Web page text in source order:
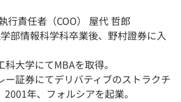
責任者（COO） 屋代 哲郎
部情報科学科卒業後、野村證券に入
大学にてMBAを取得。
ー証券にてデリバティブのストラクチ
年、フォルシアを起業。